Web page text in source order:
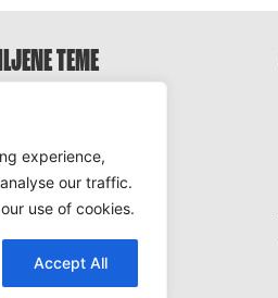
experience,
our traffic.
use of cookies.
Accept All
TEME
Hrvatska
Srbija